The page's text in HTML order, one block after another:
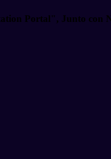
Portal", Junto con